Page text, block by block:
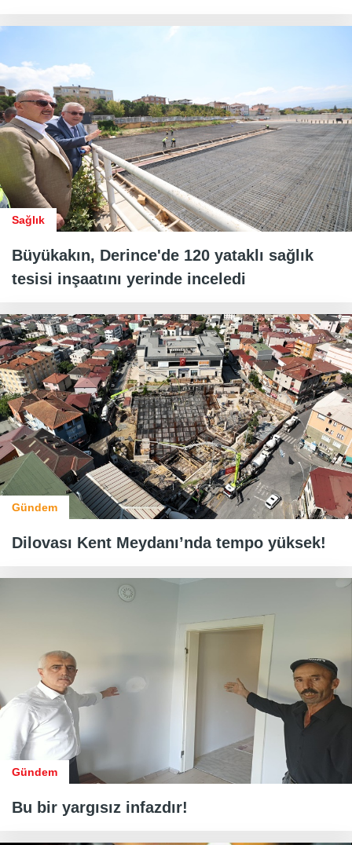
Sağlık
Büyükakın, Derince'de 120 yataklı sağlık
tesisi inşaatını yerinde inceledi
Gündem
Dilovası Kent Meydanı’nda tempo yüksek!
Gündem
Bu bir yargısız infazdır!